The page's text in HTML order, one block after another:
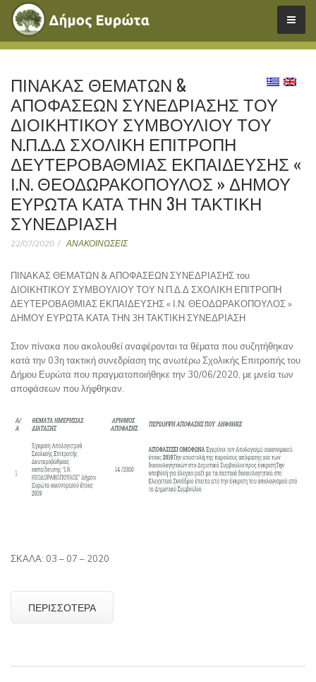
ΠΙΝΑΚΑΣ ΘΕΜΑΤΩΝ &
ΑΠΟΦΑΣΕΩΝ ΣΥΝΕΔΡΙΑΣΗΣ ΤΟΥ
ΔΙΟΙΚΗΤΙΚΟΥ ΣΥΜΒΟΥΛΙΟΥ ΤΟΥ
Ν.Π.Δ.Δ ΣΧΟΛΙΚΗ ΕΠΙΤΡΟΠΗ
ΔΕΥΤΕΡΟΒΑΘΜΙΑΣ ΕΚΠΑΙΔΕΥΣΗΣ «
Ι.Ν. ΘΕΟΔΩΡΑΚΟΠΟΥΛΟΣ » ΔΗΜΟΥ
ΕΥΡΩΤΑ ΚΑΤΑ ΤΗΝ 3Η ΤΑΚΤΙΚΗ
ΣΥΝΕΔΡΙΑΣΗ
22/07/2020 ΑΝΑΚΟΙΝΩΣΕΙΣ
ΠΙΝΑΚΑΣ ΘΕΜΑΤΩΝ & ΑΠΟΦΑΣΕΩΝ ΣΥΝΕΔΡΙΑΣΗΣ του
ΔΙΟΙΚΗΤΙΚΟΥ ΣΥΜΒΟΥΛΙΟΥ ΤΟΥ Ν.Π.Δ.Δ ΣΧΟΛΙΚΗ ΕΠΙΤΡΟΠΗ
ΔΕΥΤΕΡΟΒΑΘΜΙΑΣ ΕΚΠΑΙΔΕΥΣΗΣ « Ι.Ν. ΘΕΟΔΩΡΑΚΟΠΟΥΛΟΣ »
ΔΗΜΟΥ ΕΥΡΩΤΑ ΚΑΤΑ ΤΗΝ 3Η ΤΑΚΤΙΚΗ ΣΥΝΕΔΡΙΑΣΗ
Στον πίνακα που ακολουθεί αναφέρονται τα θέματα που συζητήθηκαν
κατά την 03η τακτική συνεδρίαση της ανωτέρω Σχολικής Επιτροπής του
Δήμου Ευρώτα που πραγματοποιήθηκε την 30/06/2020, με μνεία των
αποφάσεων που λήφθηκαν.
ΣΚΑΛΑ: 03 – 07 – 2020
ΠΕΡΙΣΣΌΤΕΡΑ